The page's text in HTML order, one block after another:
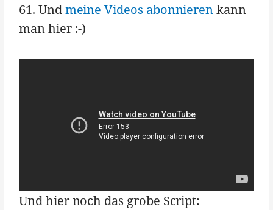
61. Undmeine Videos abonnierenkann
man hier :-)
Und hier noch das grobe Script: